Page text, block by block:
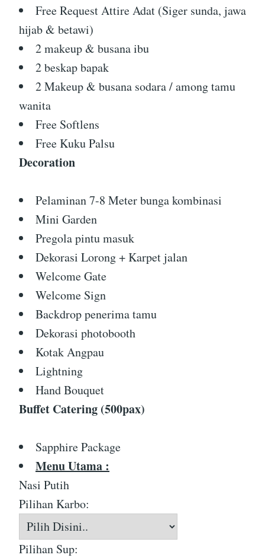
Free Request Attire Adat (Siger sunda, jawa
hijab & betawi)
2 makeup & busana ibu
2 beskap bapak
2 Makeup & busana sodara / among tamu
wanita
Free Softlens
Free Kuku Palsu
Decoration
Pelaminan 7-8 Meter bunga kombinasi
Mini Garden
Pregola pintu masuk
Dekorasi Lorong + Karpet jalan
Welcome Gate
Welcome Sign
Backdrop penerima tamu
Dekorasi photobooth
Kotak Angpau
Lightning
Hand Bouquet
Buffet Catering (500pax)
Sapphire Package
Menu Utama :
Nasi Putih
Pilihan Karbo:
Pilihan Sup: